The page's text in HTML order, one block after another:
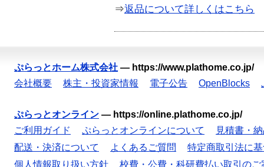
⇒返品について詳しくはこちら
ぷらっとホーム株式会社 — https://www.plathome.co.jp/
会社概要
株主・投資家情報 電子公告 OpenBlocks
ぷらっとオンライン — https://online.plathome.co.jp/
ご利用ガイド
ぷらっとオンラインについて
見積書・
配送・決済について
よくあるご質問
特定商取引法に
個人情報取り扱い方針
校費・公費・科研費払い取引のご